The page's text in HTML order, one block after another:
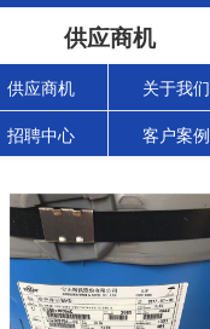
供应商机
供应商机 关于我们
招聘中心 客户案例